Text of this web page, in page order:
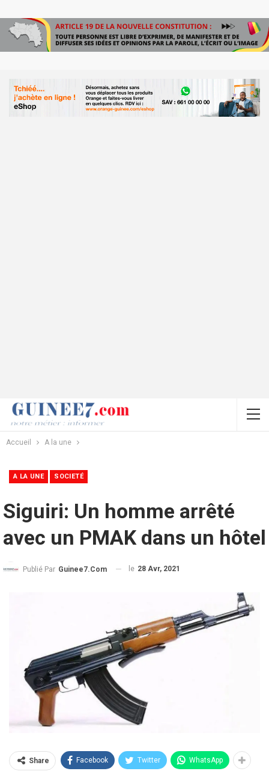
Accueil A la une
A LA UNE SOCIETÉ
Siguiri: Un homme arrêté
avec un PMAK dans un hôtel
Publié Par Guinee7.com le 28 Avr, 2021
Share Facebook Twitter WhatsApp